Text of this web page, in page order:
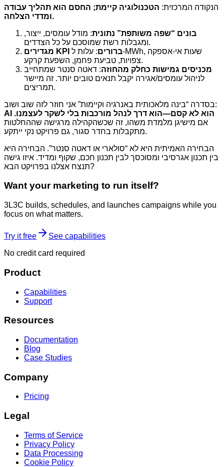
הנקודה המרכזית: הטכנולוגיה קיימת; החסם הוא תהליך עבודה
ומדדי הצלחה.
בונים “שפה משותפת” נתונית: מודל עומסים, ייצור,
ומגבלות רשת שמוסכם על כל הצדדים.
מגדירים KPI ברורים: עלות ל-MWh, שעות אי-אספקה
צפויות, טביעת פחמן, השפעת קרקע.
מכניסים גמישות כחלק מהחוזה: דאטה סנטר שמתחייב
לניהול עומסים/אגירה יקבל תנאים טובים יותר. זה מיישר
תמריצים.
בסדרה “בינה מלאכותית באנרגיה וקיימות” אני חוזר לזה שוב ושוב:
AI הוא לא קסם—הוא דרך לנהל מורכבות בלי לשקר לעצמנו.
אם מישיגן מלמדת משהו, זה שכשהקהילה מרגישה שההחלטות
מתקבלות בחדר סגור, גם פרויקט נקי ייתקע.
הבחירה האמיתית היא לא “סולארי או דאטה סנטר”. הבחירה היא
בין תכנון אגרסיבי ומסוכסך לבין תכנון חכם, שקוף ומדיד. איזו גישה
תנצח אצלנו בפרויקט הבא?
Want your marketing to run itself?
3L3C builds, schedules, and launches campaigns while you
focus on what matters.
Try it free
See capabilities
No credit card required
Product
Capabilities
Support
Resources
Documentation
Blog
Case Studies
Company
Pricing
Legal
Terms of Service
Privacy Policy
Data Processing
Cookie Policy